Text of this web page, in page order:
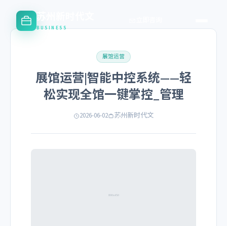
苏州新时代文
BUSINESS
展馆运营
展馆运营|智能中控系统——轻
松实现全馆一键掌控_管理
2026-06-02 苏州新时代文